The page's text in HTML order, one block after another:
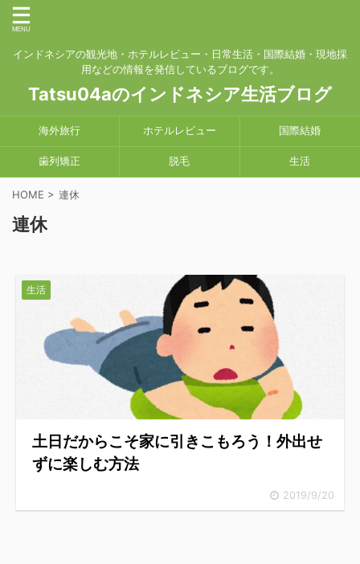
インドネシアの観光地・ホテルレビュー・日常生活・国際結婚・現地採
用などの情報を発信しているブログです。
Tatsu04aのインドネシア生活ブログ
海外旅行 ホテルレビュー 国際結婚
歯列矯正 脱毛 生活
HOME > 連休
連休
生活
土日だからこそ家に引きこもろう！外出せ
ずに楽しむ方法
2019/9/20